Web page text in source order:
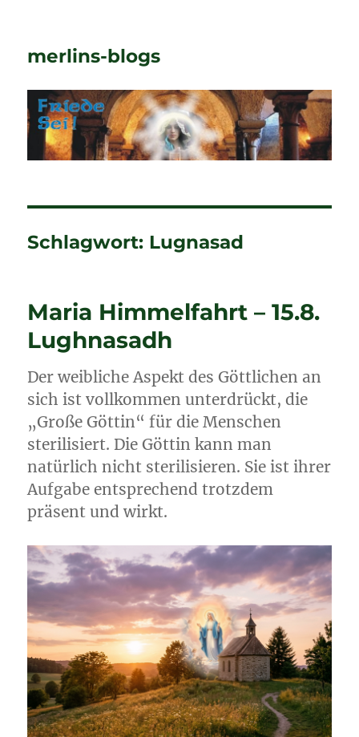
merlins-blogs
Schlagwort: Lugnasad
Maria Himmelfahrt – 15.8.
Lughnasadh
Der weibliche Aspekt des Göttlichen an
sich ist vollkommen unterdrückt, die
„Große Göttin“ für die Menschen
sterilisiert. Die Göttin kann man
natürlich nicht sterilisieren. Sie ist ihrer
Aufgabe entsprechend trotzdem
präsent und wirkt.